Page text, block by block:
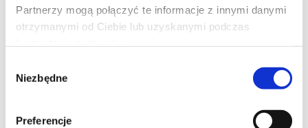
Partnerzy mogą połączyć te informacje z innymi danymi
otrzymanymi od Ciebie lub uzyskanymi podczas
zgody
Niezbędne
Preferencje
K-popowe łowczynie demonów
(NAPISY+KARAOKE)
Pełna wersja
karaoke hitowego filmu Netflixa w kinie Kosmos w dniach 11-18